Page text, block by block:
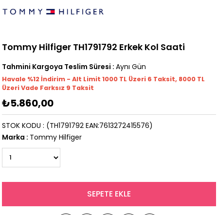
Tommy Hilfiger TH1791792 Erkek Kol Saati
Tahmini Kargoya Teslim Süresi : Aynı Gün
Havale %12 İndirim - Alt Limit 1000 TL Üzeri 6 Taksit, 8000 TL
Üzeri Vade Farksız 9 Taksit
₺5.860,00
(TH1791792 EAN:7613272415576)
STOK KODU
Marka : Tommy Hilfiger